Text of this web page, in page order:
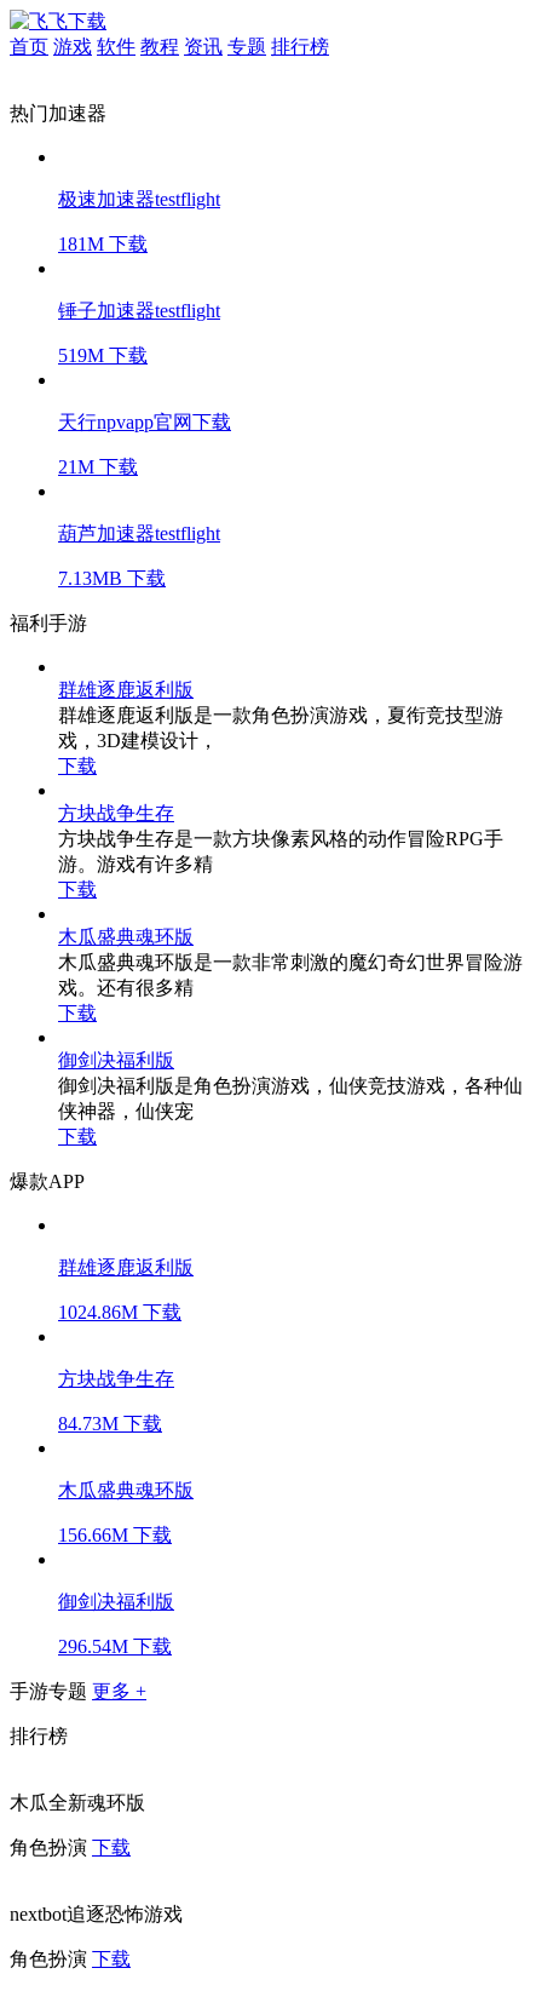
首页 游戏 软件 教程 资讯 专题 排行榜
热门加速器
极速加速器testflight
181M 下载
锤子加速器testflight
519M 下载
天行npvapp官网下载
21M 下载
葫芦加速器testflight
7.13MB 下载
福利手游
群雄逐鹿返利版
群雄逐鹿返利版是一款角色扮演游戏，夏衔竞技型游
戏，3D建模设计，
下载
方块战争生存
方块战争生存是一款方块像素风格的动作冒险RPG手
游。游戏有许多精
下载
木瓜盛典魂环版
木瓜盛典魂环版是一款非常刺激的魔幻奇幻世界冒险游
戏。还有很多精
下载
御剑决福利版
御剑决福利版是角色扮演游戏，仙侠竞技游戏，各种仙
侠神器，仙侠宠
下载
爆款APP
群雄逐鹿返利版
1024.86M 下载
方块战争生存
84.73M 下载
木瓜盛典魂环版
156.66M 下载
御剑决福利版
296.54M 下载
手游专题 更多 +
排行榜
木瓜全新魂环版
角色扮演 下载
nextbot追逐恐怖游戏
角色扮演 下载